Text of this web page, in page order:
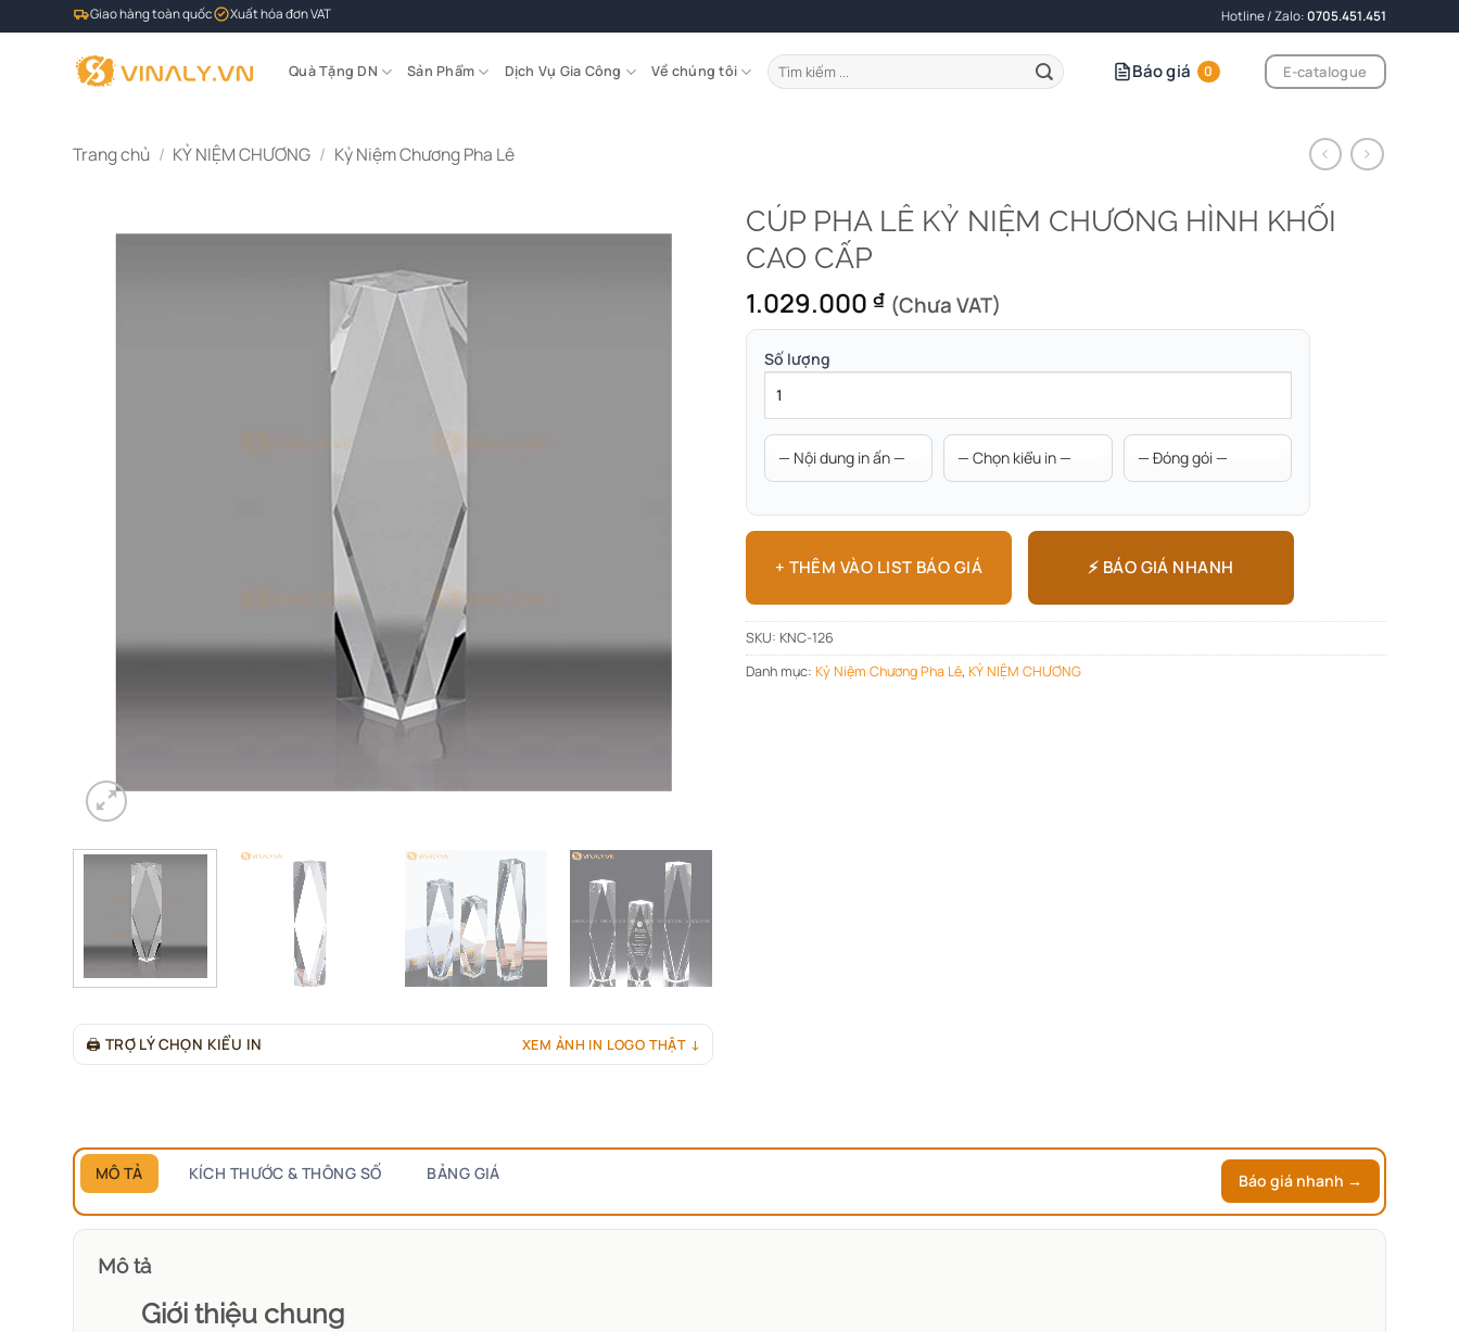
qua
Giao hàng toàn quốc Xuất hóa đơn VAT Hotline / Zalo:0705.451.451
Quà Tặng DN Sản Phẩm Dịch Vụ Gia Công Về chúng tôi
Tìm
kiếm:
Báo giá 0 E-catalogue
Trang chủ / KỶ NIỆM CHƯƠNG / Kỷ Niệm Chương Pha Lê
🖨 TRỢ LÝ CHỌN KIỂU IN XEM ẢNH IN LOGO THẬT ↓
CÚP PHA LÊ KỶ NIỆM CHƯƠNG HÌNH KHỐI
CAO CẤP
1.029.000 ₫ (Chưa VAT)
Số lượng
+ THÊM VÀO LIST BÁO GIÁ ⚡ BÁO GIÁ NHANH
SKU: KNC-126
Danh mục: Kỷ Niệm Chương Pha Lê, KỶ NIỆM CHƯƠNG
MÔ TẢ KÍCH THƯỚC & THÔNG SỐ BẢNG GIÁ Báo giá nhanh →
Mô tả
Giới thiệu chung